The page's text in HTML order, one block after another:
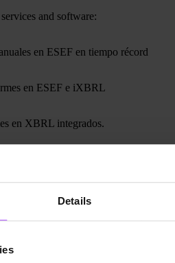
Details
and software:
en ESEF en tiempo récord
en ESEF e iXBRL
en XBRL integrados.
mando
de Power BI, un software de
real que permite visualizar, filtrar,